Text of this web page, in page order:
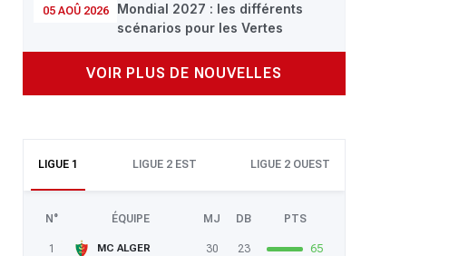
05 AOÛ 2026
Mondial 2027 : les différents
scénarios pour les Vertes
VOIR PLUS DE NOUVELLES
LIGUE 1 LIGUE 2 EST LIGUE 2 OUEST
N° ÉQUIPE MJ DB PTS
1 MC ALGER 30 23
65